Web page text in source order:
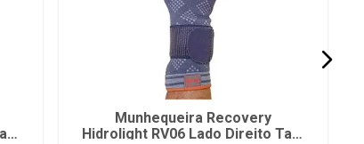
Munhequeira Recovery
Hidrolight RV06 Lado Direito Tam